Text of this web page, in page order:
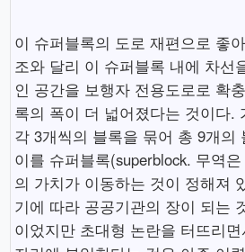
이 슈퍼블록의 도로 재편으로 좋
조와 달리 이 슈퍼블록 내에 차선
인 공간을 보행자 전용도로로 확
록의 폭이 더 넓어졌다는 것이다.
각 3개씩의 블록을 묶어 총 9개의
이를 슈퍼블록(superblock. 무역
의 가치가 이동하는 것이 정해져
기에 따라 공공기관의 장이 되는
이었지만 초대형 논란을 터뜨리